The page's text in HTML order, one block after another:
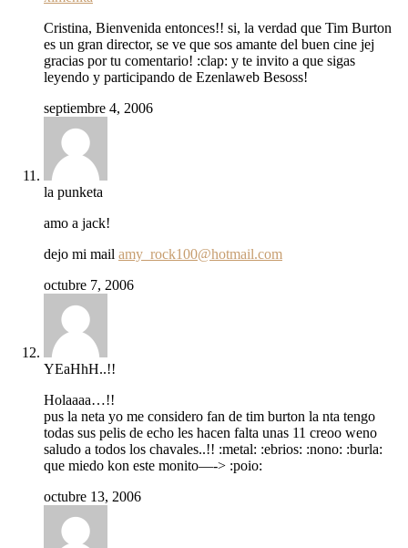
Cristina, Bienvenida entonces!! si, la verdad que Tim Burton
es un gran director, se ve que sos amante del buen cine jej
gracias por tu comentario! :clap: y te invito a que sigas
leyendo y participando de Ezenlaweb Besoss!
septiembre 4, 2006
la punketa
amo a jack!
dejo mi mail amy_rock100@hotmail.com
octubre 7, 2006
YEaHhH..!!
Holaaaa…!!
pus la neta yo me considero fan de tim burton la nta tengo
todas sus pelis de echo les hacen falta unas 11 creoo weno
saludo a todos los chavales..!! :metal: :ebrios: :nono: :burla:
que miedo kon este monito—-> :poio:
octubre 13, 2006